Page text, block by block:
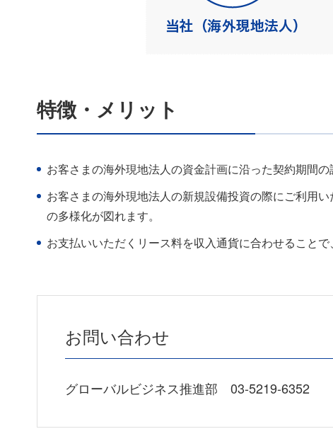
特徴・メリット
お客さまの海外現地法人の資金計画に沿った契約期間の
お客さまの海外現地法人の新規設備投資の際にご利用
の多様化が図れます。
お支払いいただくリース料を収入通貨に合わせることで
お問い合わせ
グローバルビジネス推進部 03-5219-6352